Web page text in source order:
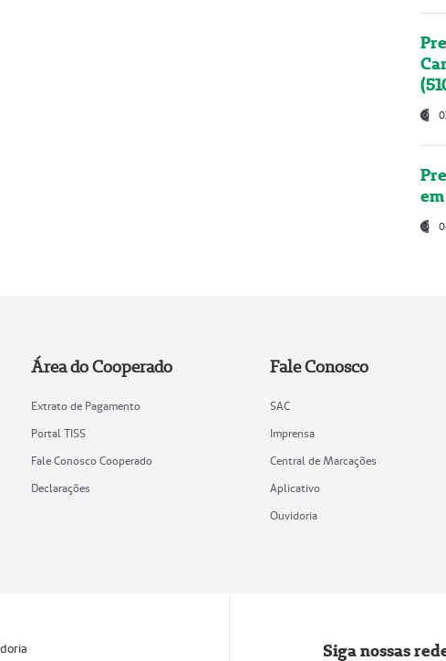
Área do Cooperado
Extrato de Pagamento
Portal TISS
Fale Conosco Cooperado
Declarações
Fale Conosco
SAC
Imprensa
Central de Marcações
Aplicativo
Ouvidoria
Siga nossas